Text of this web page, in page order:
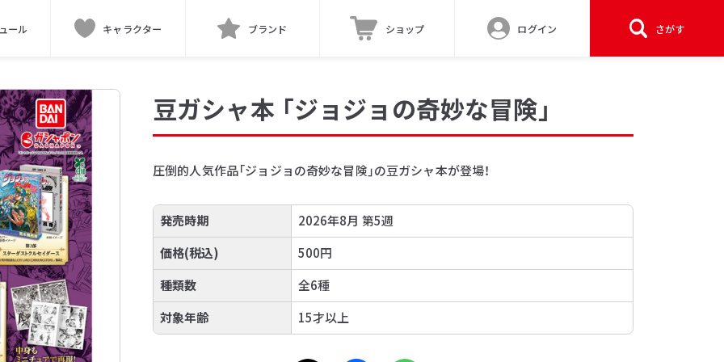
ール キャラクター ブランド ショップ ログイン さがす
豆ガシャ本 「ジョジョの奇妙な冒険」
圧倒的人気作品「ジョジョの奇妙な冒険」の豆ガシャ本が登場！
発売時期
2026年8月 第5週
価格(税込)
500円
種類数
全6種
対象年齢
15才以上